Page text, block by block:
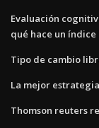
Evaluación
qué hace un índice
Tipo de cambio
La mejor
Thomson reuters